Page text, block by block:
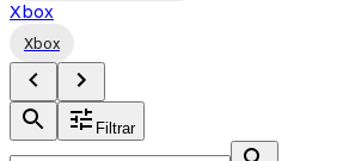
Xbox
Xbox
Filtrar